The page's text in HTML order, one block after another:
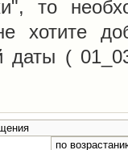
то
хотите
даты (